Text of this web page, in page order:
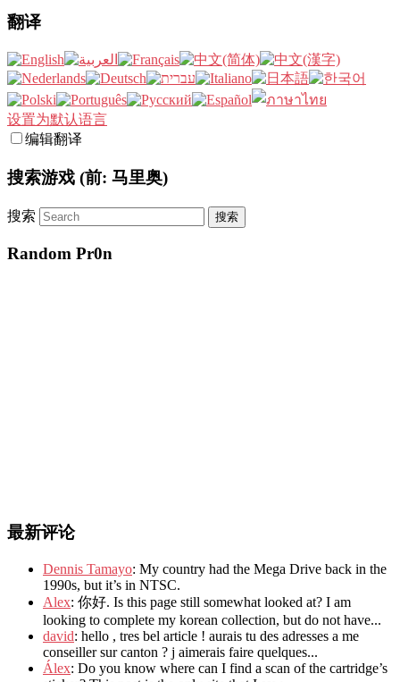
翻译
设置为默认语言
编辑翻译
搜索游戏 (前: 马里奥)
搜索
Random Pr0n
最新评论
Dennis Tamayo: My country had the Mega Drive back in the
1990s, but it’s in NTSC.
Alex: 你好. Is this page still somewhat looked at? I am
looking to complete my korean collection, but do not have...
david: hello , tres bel article ! aurais tu des adresses a me
conseiller sur canton ? j aimerais faire quelques...
Álex: Do you know where can I find a scan of the cartridge’s